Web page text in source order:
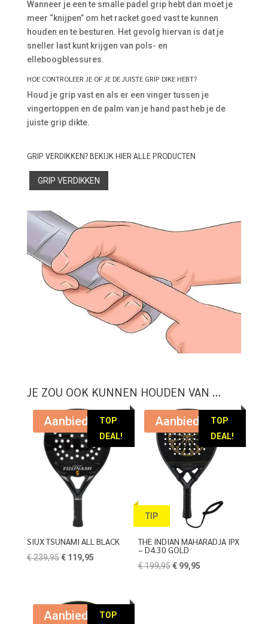
Wanneer je een te smalle padel grip hebt dan moet je
meer “knijpen” om het racket goed vast te kunnen
houden en te besturen. Het gevolg hiervan is dat je
sneller last kunt krijgen van pols- en
elleboogblessures.
HOE CONTROLEER JE OF JE DE JUISTE GRIP DIKE HEBT?
Houd je grip vast en als er een vinger tussen je
vingertoppen en de palm van je hand past heb je de
juiste grip dikte.
GRIP VERDIKKEN? BEKIJK HIER ALLE PRODUCTEN
GRIP VERDIKKEN
JE ZOU OOK KUNNEN HOUDEN VAN …
TOP
DEAL!
Aanbieding!
SIUX TSUNAMI ALL BLACK
€239,95 Oorspronkelijke
€ 239,95.
€119,95Huidige
€ 119,95.
TOP
DEAL!
TIP
Aanbieding!
THE INDIAN MAHARADJA IPX
– D4.30 GOLD
€199,95Oorspronkelijke
€ 99,95
TOP
Aanbieding!